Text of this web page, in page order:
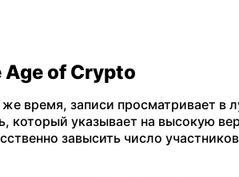
Age of Crypto
время, записи просматривает в
который указывает на высокую
завысить число